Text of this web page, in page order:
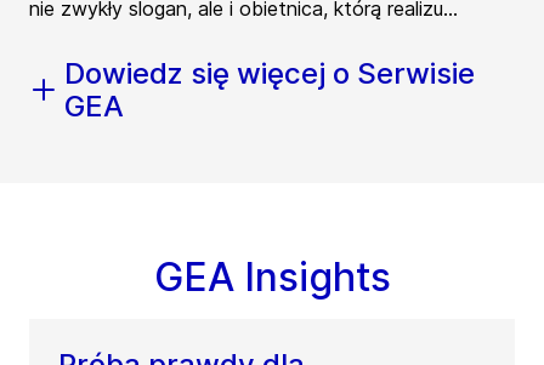
nie zwykły slogan, ale i obietnica, którą realizu...
Dowiedz się więcej o Serwisie
GEA
GEA Insights